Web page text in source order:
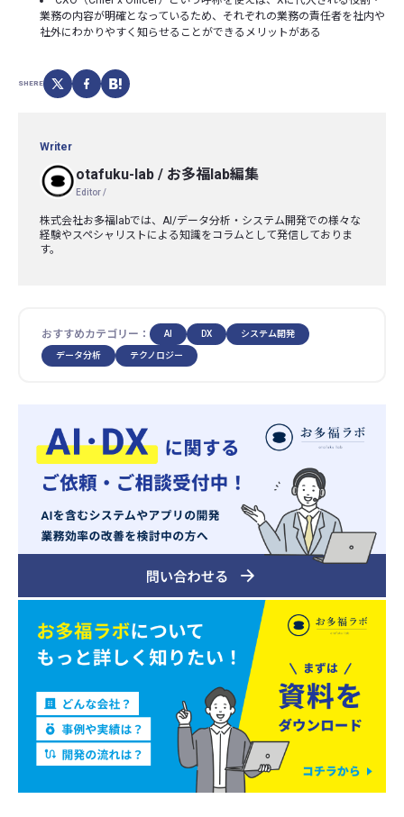
業務の内容が明確となっているため、それぞれの業務の責任者を社内や
社外にわかりやすく知らせることができるメリットがある
SHERE
Writer
otafuku-lab / お多福lab編集
Editor /
株式会社お多福labでは、AI/データ分析・システム開発での様々な
経験やスペシャリストによる知識をコラムとして発信しておりま
す。
おすすめカテゴリー： AI DX システム開発
データ分析 テクノロジー